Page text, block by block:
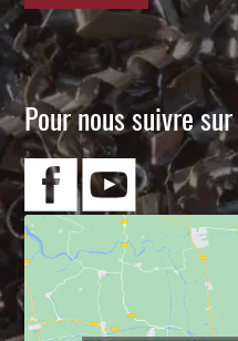
Pour nous suivre